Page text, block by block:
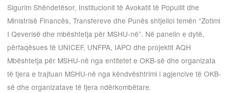
Sigurim Shëndetësor, Institucionit të Avokatit të Popullit dhe
Ministrisë Financës, Transfereve dhe Punës shtjelloi temën “Zotimi
I Qeverisë dhe mbështetja për MSHU-në”. Në panelin e dytë,
përfaqësues të UNICEF, UNFPA, IAPO dhe projektit AQH
Mbështetja për MSHU-në nga entitetet e OKB-së dhe organizata
të tjera e trajtuan MSHU-në nga këndvështrimi i agjencive të OKB-
së dhe organizatave të tjera ndërkombëtare.